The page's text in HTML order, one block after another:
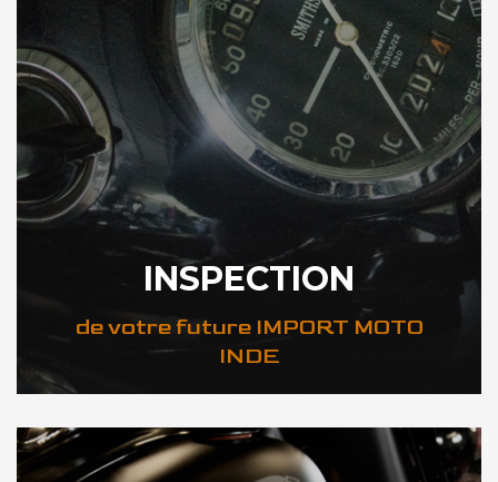
INSPECTION
de votre future IMPORT MOTO
INDE